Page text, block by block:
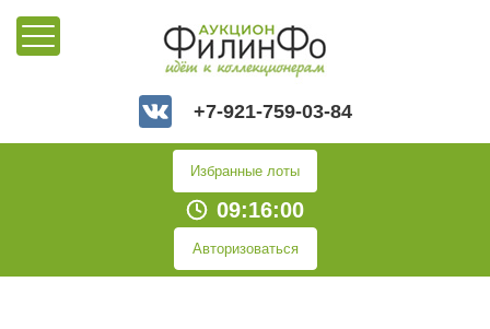
+7-921-759-03-84
Избранные лоты
09:16:00
Авторизоваться